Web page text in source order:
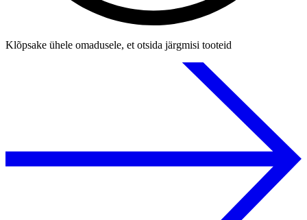
Klõpsake ühele omadusele, et otsida järgmisi tooteid